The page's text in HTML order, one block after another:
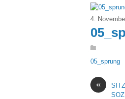
4.
05_sprung
«